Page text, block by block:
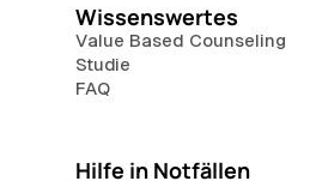
Wissenswertes
Value Based Counseling
Studie
FAQ
Hilfe in Notfällen